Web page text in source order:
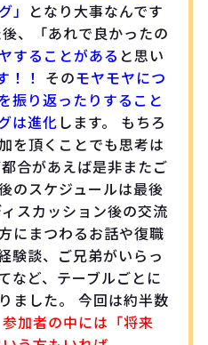
」 となり大事なんです
、「あれで良かったの
することがある と思い
！！ そのモヤモヤにつ
振り返ったりすること
は進化 します。 もちろ
を頂くことでも思考は
合があえば是非またご
スケジュールは最後
スカッション後の交流
にまつわるお話や復職
験談、ご兄弟がいらっ
など、テーブルごとに
ました。 今回は約半数
参加者の中には「将来